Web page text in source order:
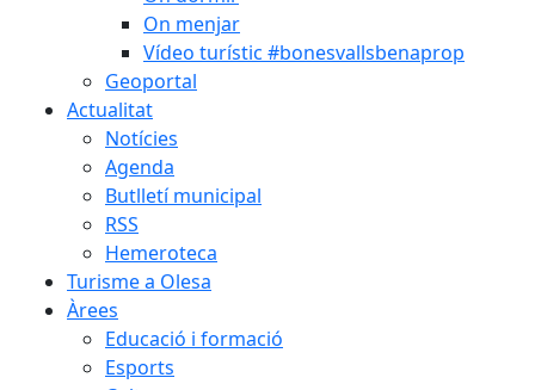
On menjar
Vídeo turístic #bonesvallsbenaprop
Geoportal
Actualitat
Notícies
Agenda
Butlletí municipal
RSS
Hemeroteca
Turisme a Olesa
Àrees
Educació i formació
Esports